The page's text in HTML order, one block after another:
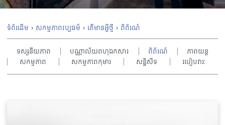
ទំព័រដើម › សកម្មភាពវប្បធម៌ › តើមានអ្វីថ្មី › ពិព័រណ៍
ទស្សនីយភាព បណ្ណាល័យពហុឯកសារ ពិព័រណ៍
ភាពយន្ត
សកម្មភាព
សកម្មភាពកុមារ សន្និសីទ របៀបវារៈ